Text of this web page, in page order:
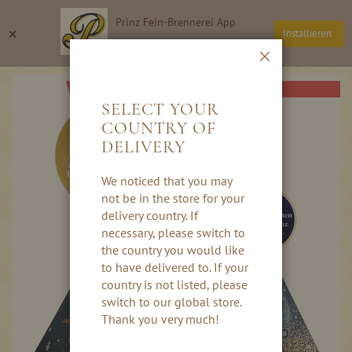
× Prinz Fein-Brennerei App
Installieren
Inhalt
Suche
SELECT YOUR
COUNTRY OF
DELIVERY
We noticed that you may
not be in the store for your
delivery country. If
necessary, please switch to
the country you would like
to have delivered to. If your
country is not listed, please
switch to our global store.
Thank you very much!